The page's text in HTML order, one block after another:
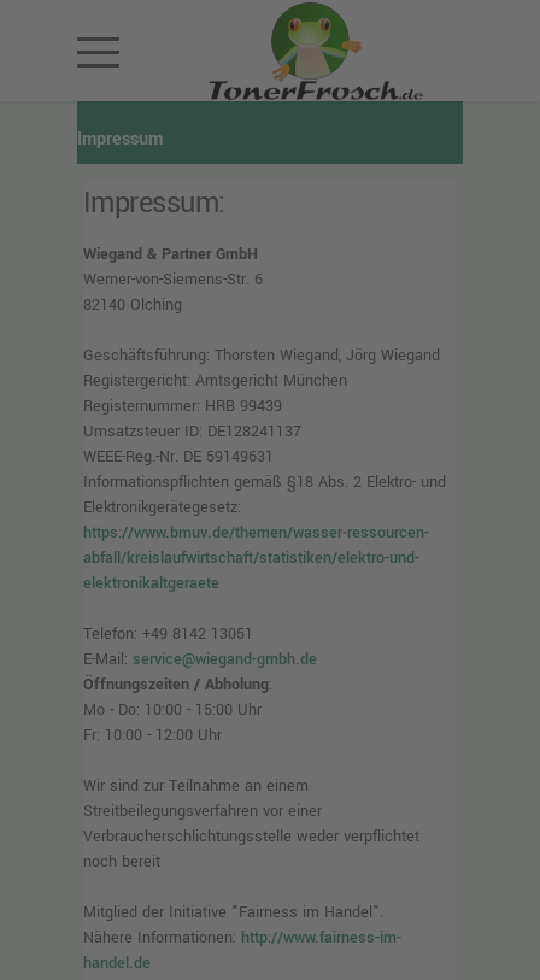
Impressum
Impressum:
Wiegand & Partner GmbH
Werner-von-Siemens-Str. 6
82140 Olching
Geschäftsführung: Thorsten Wiegand, Jörg Wiegand
Registergericht: Amtsgericht München
Registernummer: HRB 99439
Umsatzsteuer ID: DE128241137
WEEE-Reg.-Nr. DE 59149631
Informationspflichten gemäß §18 Abs. 2 Elektro- und
Elektronikgerätegesetz:
https://www.bmuv.de/themen/wasser-ressourcen-
abfall/kreislaufwirtschaft/statistiken/elektro-und-
elektronikaltgeraete
Telefon: +49 8142 13051
E-Mail: service@wiegand-gmbh.de
Öffnungszeiten / Abholung:
Mo - Do: 10:00 - 15:00 Uhr
Fr: 10:00 - 12:00 Uhr
Wir sind zur Teilnahme an einem
Streitbeilegungsverfahren vor einer
Verbraucherschlichtungsstelle weder verpflichtet
noch bereit
Mitglied der Initiative "Fairness im Handel".
Nähere Informationen: http://www.fairness-im-
handel.de